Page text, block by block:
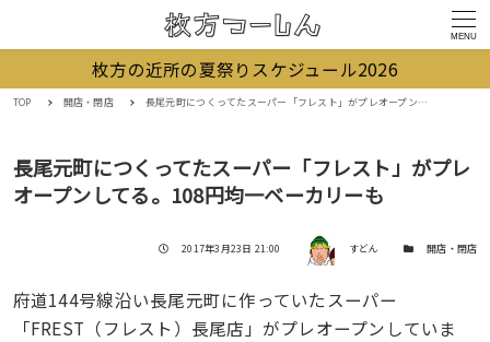
MENU
枚方の近所の夏祭りスケジュール2026
TOP 開店・閉店 長尾元町につくってたスーパー「フレスト」がプレオープンしてる。108円均一ベーカリーも
長尾元町につくってたスーパー「フレスト」がプレ
オープンしてる。108円均一ベーカリーも
投稿日
2017年3月23日 21:00 著者 すどん カテゴリー開店・閉店
府道144号線沿い長尾元町に作っていたスーパー
「FREST（フレスト）長尾店」がプレオープンしていま